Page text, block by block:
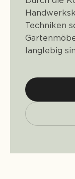
Techniken
langlebig